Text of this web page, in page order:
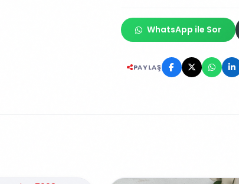
WhatsApp ile Sor
PAYLAŞ